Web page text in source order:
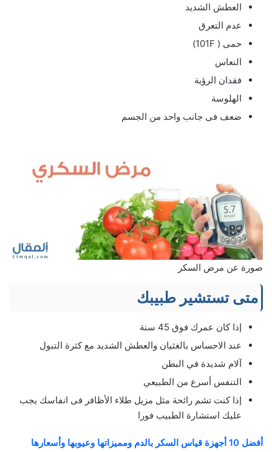
العطش الشديد
عدم التعرق
حمى ( 101F)
النعاس
فقدان الرؤية
الهلوسة
ضعف فى جانب واحد من الجسم
صورة عن مرض السكر
متى تستشير طبيبك
إذا كان عمرك فوق 45 سنة
عند الاحساس بالغثيان والعطش الشديد مع كثرة التبول
آلام شديدة في البطن
التنفس أسرع من الطبيعي
إذا كنت تشم رائحة مثل مزيل طلاء الأظافر فى انفاسك يجب
عليك استشارة الطبيب فورا
أفضل 10 أجهزة قياس السكر بالدم ومميزاتها وعيوبها وأسعارها